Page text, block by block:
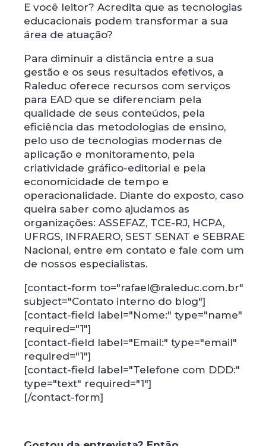
E você leitor? Acredita que as tecnologias
educacionais podem transformar a sua
área de atuação?
Para diminuir a distância entre a sua
gestão e os seus resultados efetivos, a
Raleduc oferece recursos com serviços
para EAD que se diferenciam pela
qualidade de seus conteúdos, pela
eficiência das metodologias de ensino,
pelo uso de tecnologias modernas de
aplicação e monitoramento, pela
criatividade gráfico-editorial e pela
economicidade de tempo e
operacionalidade. Diante do exposto, caso
queira saber como ajudamos as
organizações: ASSEFAZ, TCE-RJ, HCPA,
UFRGS, INFRAERO, SEST SENAT e SEBRAE
Nacional, entre em contato e fale com um
de nossos especialistas.
[contact-form to="rafael@raleduc.com.br"
subject="Contato interno do blog"]
[contact-field label="Nome:" type="name"
required="1"]
[contact-field label="Email:" type="email"
required="1"]
[contact-field label="Telefone com DDD:"
type="text" required="1"]
[/contact-form]